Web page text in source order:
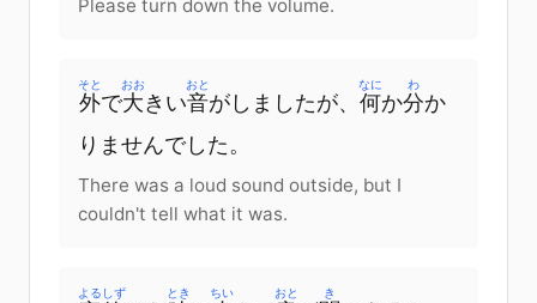
Please turn down the volume.
外
そと
で大
おお
きい音
おと
が しましたが、 何
なに
か分
わ
か
りませんでした 。
There was a loud sound outside, but I
couldn't tell what it was.
よる しず とき ちい おと き